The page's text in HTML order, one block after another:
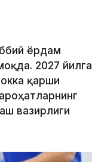
ёрдам
2027 йилга
қарши
вазирлиги